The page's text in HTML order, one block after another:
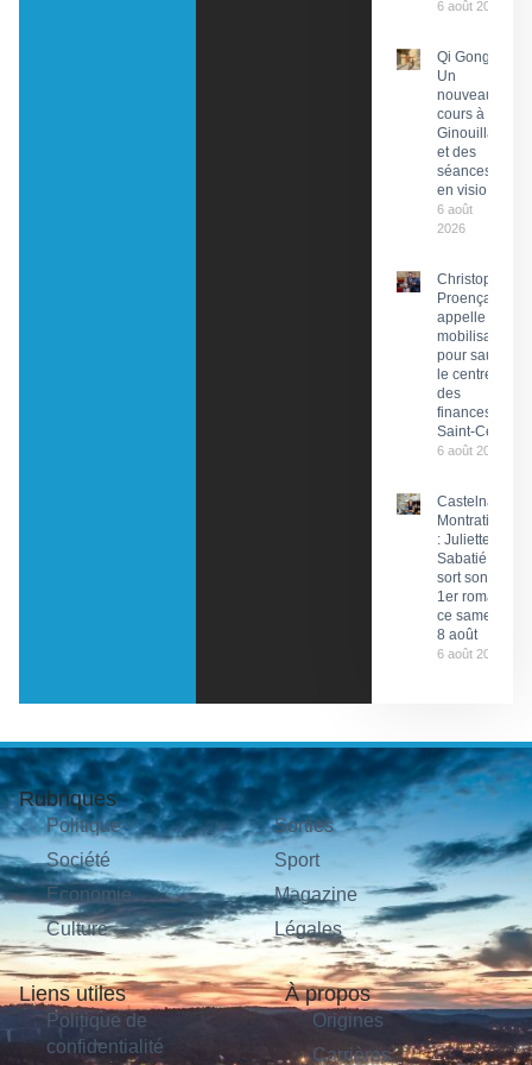
6 août 2026
Qi Gong :
Un
nouveau
cours à
Ginouillac
et des
séances
en visio
6 août
2026
Christophe
Proença
appelle à la
mobilisation
pour sauver
le centre
des
finances de
Saint-Céré
6 août 2026
Castelnau-
Montratier
: Juliette
Sabatié
sort son
1er roman
ce samedi
8 août
6 août 2026
Rubriques
Politique
Société
Économie
Culture
Sorties
Sport
Magazine
Légales
Liens utiles
Politique de
confidentialité
À propos
Origines
Carrières